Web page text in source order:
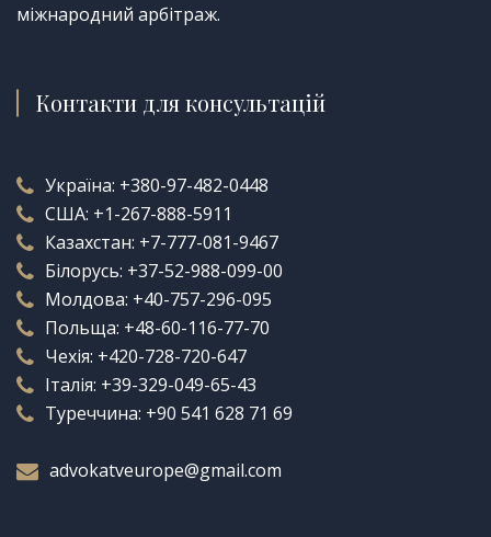
міжнародний арбітраж.
Контакти для консультацій
Україна: +380-97-482-0448
США: +1-267-888-5911
Казахстан: +7-777-081-9467
Білорусь: +37-52-988-099-00
Молдова: +40-757-296-095
Польща: +48-60-116-77-70
Чехія: +420-728-720-647
Італія: +39-329-049-65-43
Туреччина: +90 541 628 71 69
advokatveurope@gmail.com